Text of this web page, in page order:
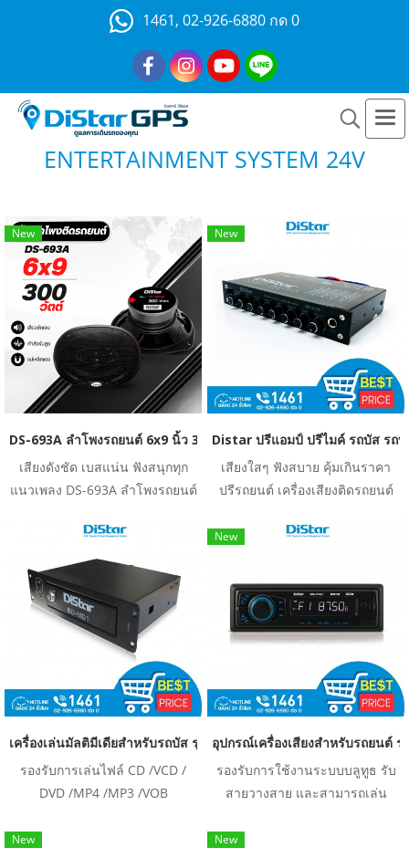
1461, 02-926-6880 กด 0
ENTERTAINMENT SYSTEM 24V
New
DS-693A ลำโพงรถยนต์ 6x9 นิ้ว 3 ทาง กำลังขับ 300 วัตต์
เสียงดังชัด เบสแน่น ฟังสนุกทุก
แนวเพลง DS-693A ลำโพงรถยนต์
ขับสูงสุด 300 วัตต์ ให้เสียงคมชัด
ครบทุกย่าน พร้อมเบสแน่นทรง
พลัง เหมาะสำหรับผู้ที่ต้องการอัป
เกรดระบบเสียงรถยนต์ให้มีมิติ
เสียงที่ดียิ่งขึ้น รองรับการฟังเพลง
ได้หลากหลายแนวทั้ง POP, ROCK
และ EDM
New
Distar ปรีแอมป์ ปรีไมค์ รถบัส รถ
เสียงใสๆ ฟังสบาย คุ้มเกินราคา
ปรีรถยนต์ เครื่องเสียงติดรถยนต์
รองรับไฟรถที่มีกำลังไฟ 24 V.ไม่
PRE MIC /PRE KARAOKE
เครื่องเล่นมัลติมีเดียสำหรับรถบัส รุ่น BD-MD1
รองรับการเล่นไฟล์ CD /VCD /
DVD /MP4 /MP3 /VOB
รองรับการแสดงผล PAL/NTSC
New
อุปกรณ์เครื่องเสียงสำหรับรถยนต์
รองรับการใช้งานระบบบลูทูธ รับ
สายวางสาย และสามารถเล่น
การใช้งาน USB/SD Card ได้
New New